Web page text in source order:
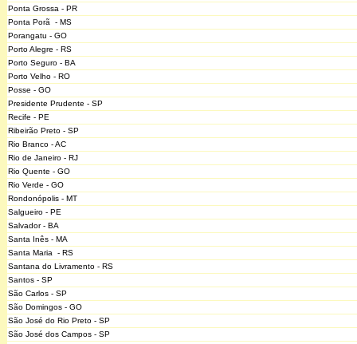
Ponta Grossa - PR
Ponta Porã - MS
Porangatu - GO
Porto Alegre - RS
Porto Seguro - BA
Porto Velho - RO
Posse - GO
Presidente Prudente - SP
Recife - PE
Ribeirão Preto - SP
Rio Branco - AC
Rio de Janeiro - RJ
Rio Quente - GO
Rio Verde - GO
Rondonópolis - MT
Salgueiro - PE
Salvador - BA
Santa Inês - MA
Santa Maria - RS
Santana do Livramento - RS
Santos - SP
São Carlos - SP
São Domingos - GO
São José do Rio Preto - SP
São José dos Campos - SP